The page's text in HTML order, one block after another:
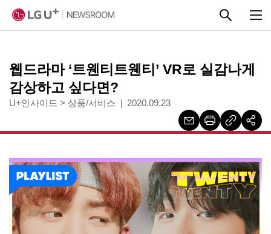
웹드라마 ‘트웬티트웬티’ VR로 실감나게
감상하고 싶다면?
U+인사이드 > 상품/서비스 2020.09.23